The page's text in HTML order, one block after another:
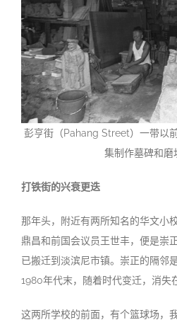
彭亨街（Pahang Street）一带以
集制作墓碑和磨
打铁街的兴衰更迭
那年头，附近有两所知名的华文
鼎昌和前国会议员王世丰，便是崇
已搬迁到淡滨尼市镇。崇正的隔邻
1980年代末，随着时代变迁，消失
这两所学校的前面，有个篮球场，